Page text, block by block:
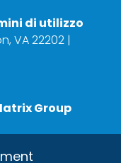
di utilizzo
VA 22202 |
Group